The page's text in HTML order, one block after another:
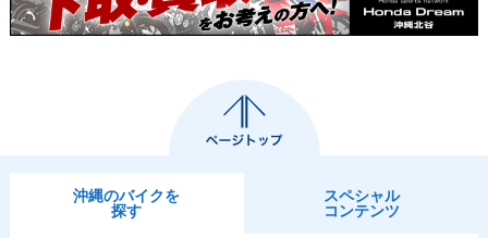
沖縄のバイクを
探す
スペシャル
コンテンツ